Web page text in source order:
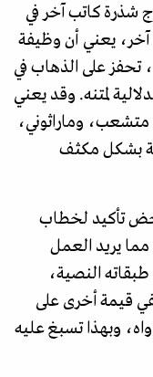
شذرة كاتب آخر في
آخر، يعني أن وظيفة
تحفز على الذهاب في
لمتنه. وقد يعني
متشعب، وماراثوني،
بشكل مكثف
تأكيد لخطاب
يريد العمل
النصية،
قيمة أخرى على
وبهذا تسبغ عليه